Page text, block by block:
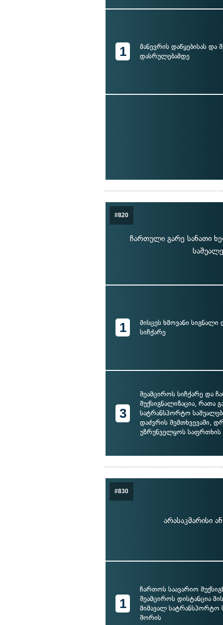
1
მანევრის დაწყებისას და
დასრულებამდე
#820
ჩართული გარე სანათი
1
მისცეს ხმოვანი
სიჩქარე
3
შეამციროს სიჩქარე და
შუქსიგნალიზაცია, რათა
სატრანსპორტო
დაძვრის შემთხვევაში,
უზრუნველყოს საფრთხის
#830
არასაკმარისი
1
ჩართოს საავარიო
შეამციროს დისტანცია
მიმავალ სატრანსპორტო
შორის